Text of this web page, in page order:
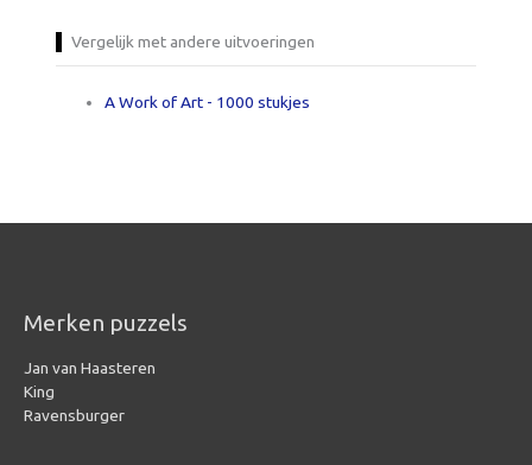
Vergelijk met andere uitvoeringen
A Work of Art - 1000 stukjes
Merken puzzels
Jan van Haasteren
King
Ravensburger